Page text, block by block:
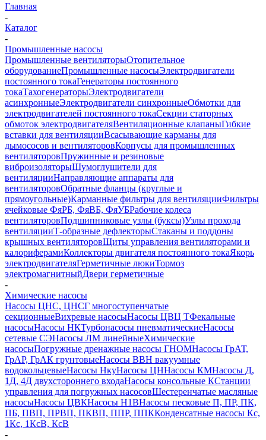
Главная
-
Каталог
-
Промышленные насосы
Промышленные вентиляторыОтопительное
оборудованиеПромышленные насосыЭлектродвигатели
постоянного токаГенераторы постоянного
токаТахогенераторыЭлектродвигатели
асинхронныеЭлектродвигатели синхронныеОбмотки для
электродвигателей постоянного токаСекции статорных
обмоток электродвигателяВентиляционные клапаныГибкие
вставки для вентиляцииВсасывающие карманы для
дымососов и вентиляторовКорпусы для промышленных
вентиляторовПружинные и резиновые
виброизоляторыШумоглушители для
вентиляцииНаправляющие аппараты для
вентиляторовОбратные фланцы (круглые и
прямоугольные)Карманные фильтры для вентиляцииФильтры
ячейковые ФяРБ, ФяВБ, ФяУБРабочие колеса
вентиляторовПодшипниковые узлы (буксы)Узлы прохода
вентиляцииТ-образные дефлекторыСтаканы и поддоны
крышных вентиляторовЩиты управления вентиляторами и
калориферамиКоллекторы двигателя постоянного токаЯкорь
электродвигателяГерметичные люкиТормоз
электромагнитныйДвери герметичные
-
Химические насосы
Насосы ЦНС, ЦНСГ многоступенчатые
секционныеВихревые насосыНасосы ЦВЦ ТФекальные
насосыНасосы НКТурбонасосы пневматическиеНасосы
сетевые СЭНасосы ЛМ линейныеХимические
насосыПогружные дренажные насосы ГНОМНасосы ГрАТ,
ГрАР, ГрАК грунтовыеНасосы ВВН вакуумные
водокольцевыеНасосы НкуНасосы ЦННасосы КМНасосы Д,
1Д, 4Д двухстороннего входаНасосы консольные КСтанции
управления для погружных насосовШестеренчатые масляные
насосыНасосы ЦВКНасосы Н1ВНасосы песковые П, ПР, ПК,
ПБ, ПВП, ПРВП, ПКВП, ППР, ППККонденсатные насосы Кс,
1Кс, 1КсВ, КсВ
-